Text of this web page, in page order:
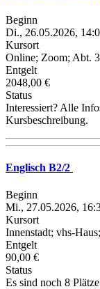
Beginn
Di., 26.05.2026,
Kursort
Online; Zoom; Abt.
Entgelt
2048,00 €
Status
Interessiert? Alle
Kursbeschreibung.
Englisch B2/2
Beginn
Mi., 27.05.2026,
Kursort
Innenstadt; vhs-
Entgelt
90,00 €
Status
Es sind noch 8